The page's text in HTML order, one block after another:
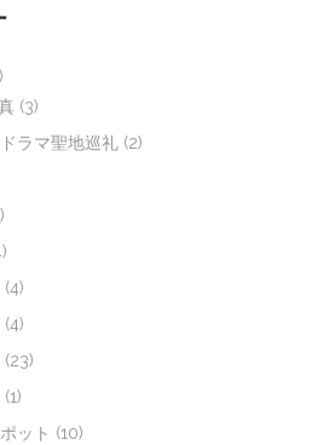
(3)
ラマ聖地巡礼 (2)
(4)
(4)
(23)
(1)
ット (10)